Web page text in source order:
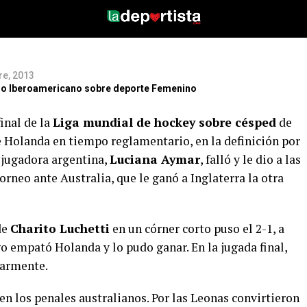
2013
Iberoamericano sobre deporte Femenino
de laLiga mundial de hockey sobre césped de
Holanda en tiempo reglamentario, en la definición por
argentina,Luciana Aymar, falló y le dio a las
ante Australia, que le ganó a Inglaterra la otra
Charito Luchetti en un córner corto puso el 2-1, a
empató Holanda y lo pudo ganar. En la jugada final,
los penales australianos. Por las Leonas convirtieron